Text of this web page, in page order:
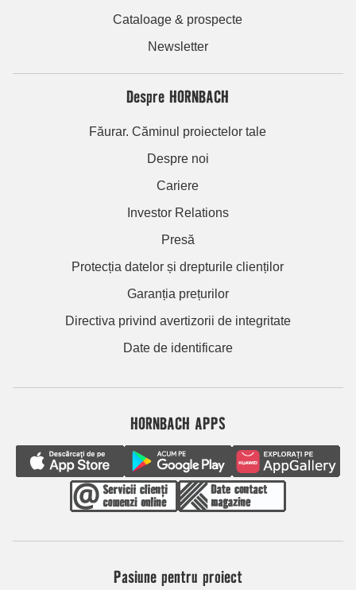
Cataloage & prospecte
Newsletter
Despre HORNBACH
Făurar. Căminul proiectelor tale
Despre noi
Cariere
Investor Relations
Presă
Protecția datelor și drepturile clienților
Garanția prețurilor
Directiva privind avertizorii de integritate
Date de identificare
HORNBACH APPS
Pasiune pentru proiect